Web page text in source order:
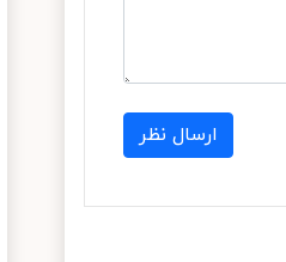
ارسال نظر